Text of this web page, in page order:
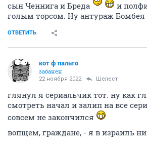
сын Ченнига и Бреда
и
голым торсом. Ну антураж Бомбея
ОТВЕТИТЬ
кот ф пальто
забанен
22 ноября 2022 Шелест
глянул я сериальчик тот. ну как
смотреть начал и залип на все
совсем не закончился
вопщем, граждане, - я в израиль